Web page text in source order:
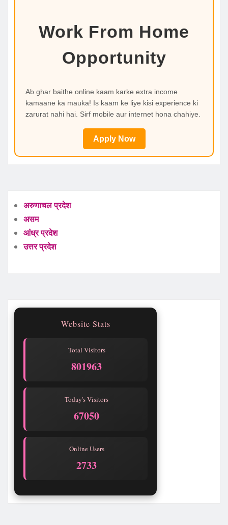
Work From Home
Opportunity
Ab ghar baithe online kaam karke extra income
kamaane ka mauka! Is kaam ke liye kisi experience ki
zarurat nahi hai. Sirf mobile aur internet hona chahiye.
Apply Now
अरुणाचल प्रदेश
असम
आंध्र प्रदेश
उत्तर प्रदेश
Website Stats
Total Visitors
801965
Today's Visitors
67052
Online Users
2727